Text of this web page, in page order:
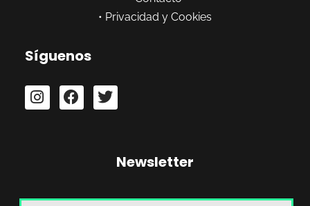
• Privacidad y Cookies
Síguenos
Newsletter